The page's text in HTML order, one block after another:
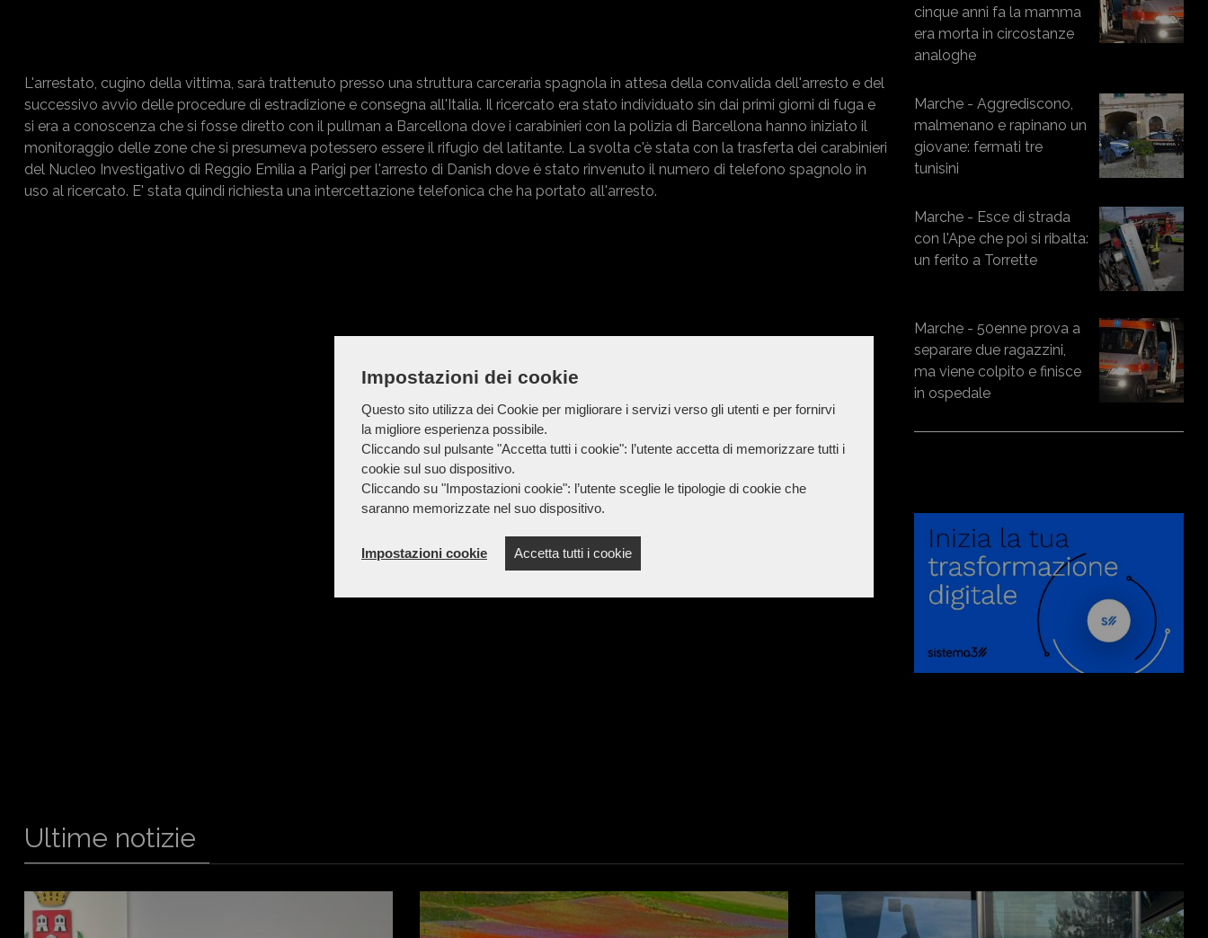
Impostazioni dei cookie
Questo sito utilizza dei Cookie per migliorare i servizi verso gli utenti e per fornirvi
la migliore esperienza possibile.
Cliccando sul pulsante "Accetta tutti i cookie": l’utente accetta di memorizzare tutti i
cookie sul suo dispositivo.
Cliccando su "Impostazioni cookie": l’utente sceglie le tipologie di cookie che
saranno memorizzate nel suo dispositivo.
Impostazioni cookie Accetta tutti i cookie
L'arrestato, cugino della vittima, sarà trattenuto presso una struttura carceraria spagnola in attesa della convalida dell'arresto e del
successivo avvio delle procedure di estradizione e consegna all'Italia. Il ricercato era stato individuato sin dai primi giorni di fuga e
si era a conoscenza che si fosse diretto con il pullman a Barcellona dove i carabinieri con la polizia di Barcellona hanno iniziato il
monitoraggio delle zone che si presumeva potessero essere il rifugio del latitante. La svolta c'è stata con la trasferta dei carabinieri
del Nucleo Investigativo di Reggio Emilia a Parigi per l'arresto di Danish dove è stato rinvenuto il numero di telefono spagnolo in
uso al ricercato. E' stata quindi richiesta una intercettazione telefonica che ha portato all'arresto.
cinque anni fa la mamma
era morta in circostanze
analoghe
Marche - Aggrediscono,
malmenano e rapinano un
giovane: fermati tre
tunisini
Marche - Esce di strada
con l'Ape che poi si ribalta:
un ferito a Torrette
Marche - 50enne prova a
separare due ragazzini,
ma viene colpito e finisce
in ospedale
Ultime notizie